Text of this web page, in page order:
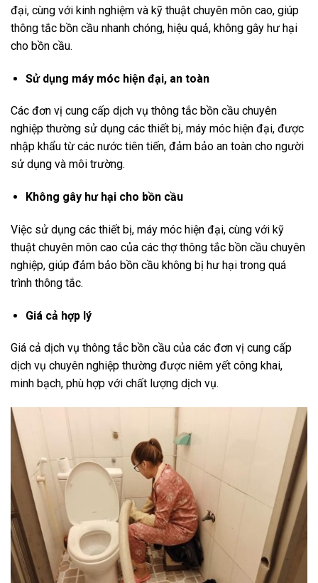
đại, cùng với kinh nghiệm và kỹ thuật chuyên môn cao, giúp
thông tắc bồn cầu nhanh chóng, hiệu quả, không gây hư hại
cho bồn cầu.
Sử dụng máy móc hiện đại, an toàn
Các đơn vị cung cấp dịch vụ thông tắc bồn cầu chuyên
nghiệp thường sử dụng các thiết bị, máy móc hiện đại, được
nhập khẩu từ các nước tiên tiến, đảm bảo an toàn cho người
sử dụng và môi trường.
Không gây hư hại cho bồn cầu
Việc sử dụng các thiết bị, máy móc hiện đại, cùng với kỹ
thuật chuyên môn cao của các thợ thông tắc bồn cầu chuyên
nghiệp, giúp đảm bảo bồn cầu không bị hư hại trong quá
trình thông tắc.
Giá cả hợp lý
Giá cả dịch vụ thông tắc bồn cầu của các đơn vị cung cấp
dịch vụ chuyên nghiệp thường được niêm yết công khai,
minh bạch, phù hợp với chất lượng dịch vụ.